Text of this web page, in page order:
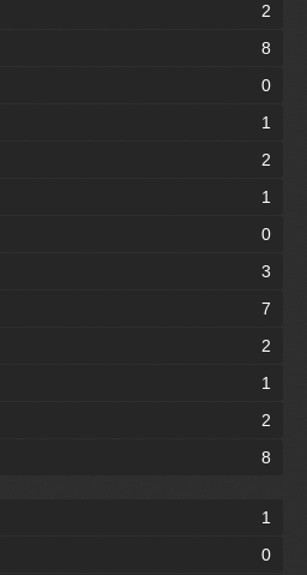
2
8
0
1
2
1
0
3
7
2
1
2
8
1
0